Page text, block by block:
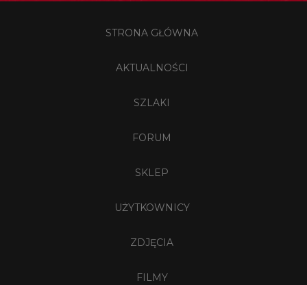
STRONA GŁÓWNA
AKTUALNOŚCI
SZLAKI
FORUM
SKLEP
UŻYTKOWNICY
ZDJĘCIA
FILMY